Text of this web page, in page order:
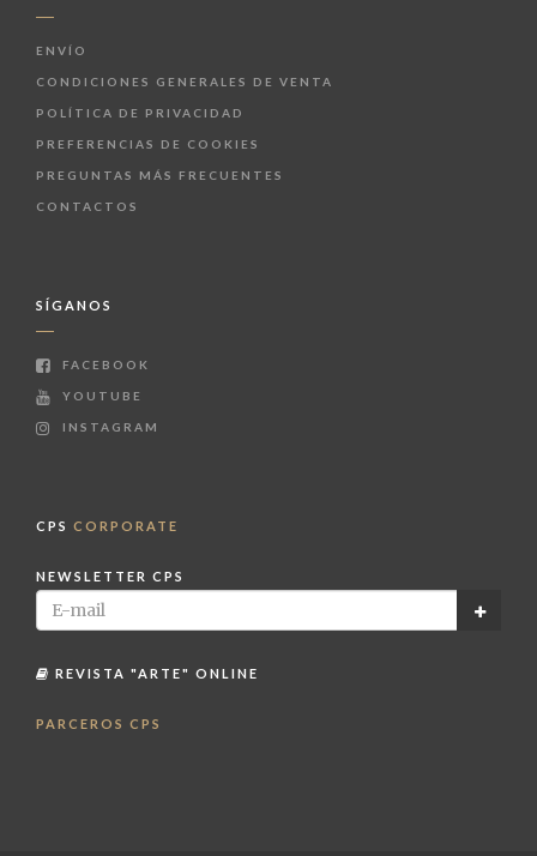
ENVÍO
CONDICIONES GENERALES DE VENTA
POLÍTICA DE PRIVACIDAD
PREFERENCIAS DE COOKIES
PREGUNTAS MÁS FRECUENTES
CONTACTOS
SÍGANOS
FACEBOOK
YOUTUBE
INSTAGRAM
CPS CORPORATE
NEWSLETTER CPS
REVISTA "ARTE" ONLINE
PARCEROS CPS